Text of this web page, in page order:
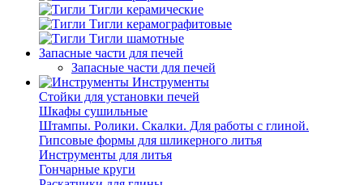
Тигли керамические
Тигли керамографитовые
Тигли шамотные
Запасные части для печей
Запасные части для печей
Инструменты
Стойки для установки печей
Шкафы сушильные
Штампы. Ролики. Скалки. Для работы с глиной.
Гипсовые формы для шликерного литья
Инструменты для литья
Гончарные круги